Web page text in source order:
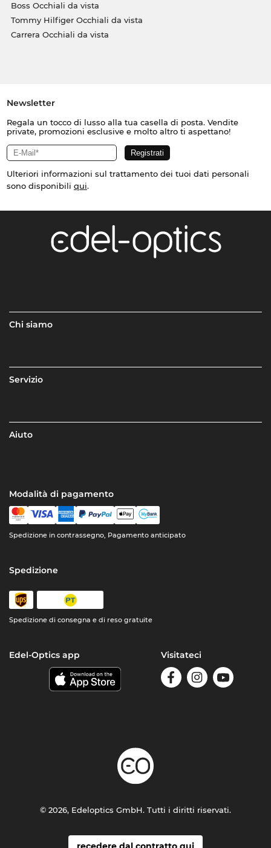
Boss Occhiali da vista
Tommy Hilfiger Occhiali da vista
Carrera Occhiali da vista
Newsletter
Regala un tocco di lusso alla tua casella di posta. Vendite
private, promozioni esclusive e molto altro ti aspettano!
Ulteriori informazioni sul trattamento dei tuoi dati personali
sono disponibili qui.
Chi siamo
Servizio
Aiuto
Modalità di pagamento
Spedizione in contrassegno, Pagamento anticipato
Spedizione
Spedizione di consegna e di reso gratuite
Edel-Optics app Visitateci
© 2026, Edeloptics GmbH. Tutti i diritti riservati.